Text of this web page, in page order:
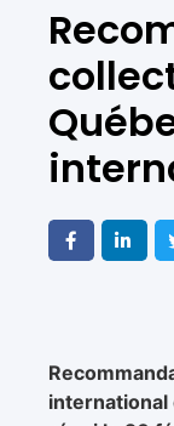
international